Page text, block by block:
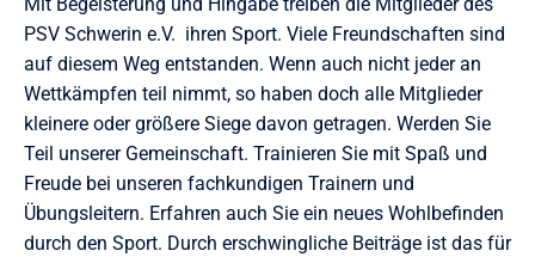
PSV Schwerin e.V. ihren Sport. Viele Freundschaften sind
auf diesem Weg entstanden. Wenn auch nicht jeder an
Wettkämpfen teil nimmt, so haben doch alle Mitglieder
kleinere oder größere Siege davon getragen. Werden Sie
Teil unserer Gemeinschaft. Trainieren Sie mit Spaß und
Freude bei unseren fachkundigen Trainern und
Übungsleitern. Erfahren auch Sie ein neues Wohlbefinden
durch den Sport. Durch erschwingliche Beiträge ist das für